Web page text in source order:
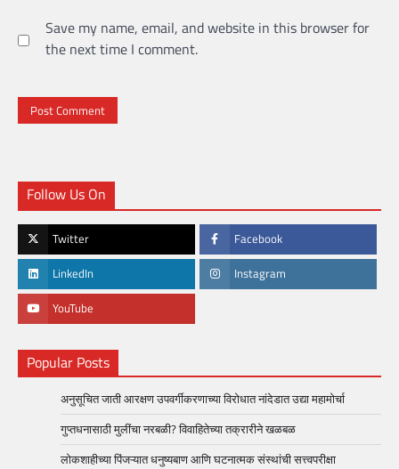
Save my name, email, and website in this browser for
the next time I comment.
Follow Us On
Twitter Facebook
LinkedIn Instagram
YouTube
Popular Posts
अनुसूचित जाती आरक्षण उपवर्गीकरणाच्या विरोधात नांदेडात उद्या महामोर्चा
गुप्तधनासाठी मुलींचा नरबळी? विवाहितेच्या तक्रारीने खळबळ
लोकशाहीच्या पिंजऱ्यात धनुष्यबाण आणि घटनात्मक संस्थांची सत्त्वपरीक्षा